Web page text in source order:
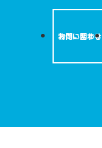
物件に関する
お問い合わせ